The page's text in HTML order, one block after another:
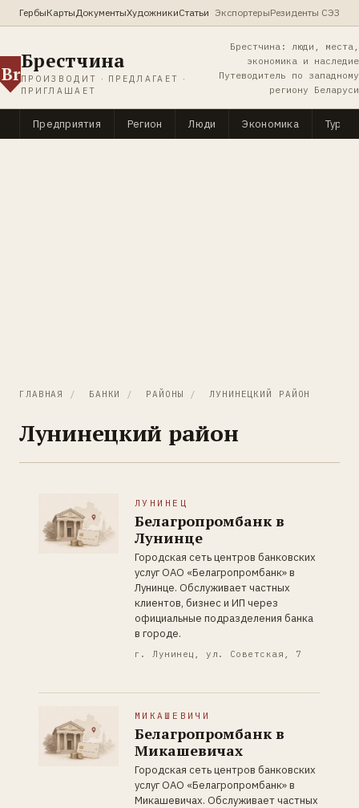
ГербыКартыДокументыХудожникиСтатьи ЭкспортерыРезиденты СЭЗ
Br
Брестчина
ПРОИЗВОДИТ · ПРЕДЛАГАЕТ ·
ПРИГЛАШАЕТ
Брестчина: люди, места,
экономика и наследие
Путеводитель по западному
региону Беларуси
Предприятия Регион Люди Экономика
ГЛАВНАЯ / БАНКИ / РАЙОНЫ / ЛУНИНЕЦКИЙ РАЙОН
Лунинецкий район
ЛУНИНЕЦ
Белагропромбанк в
Лунинце
Городская сеть центров банковских
услуг ОАО «Белагропромбанк» в
Лунинце. Обслуживает частных
клиентов, бизнес и ИП через
официальные подразделения банка
в городе.
г. Лунинец, ул. Советская, 7
МИКАШЕВИЧИ
Белагропромбанк в
Микашевичах
Городская сеть центров банковских
услуг ОАО «Белагропромбанк» в
Микашевичах. Обслуживает частных